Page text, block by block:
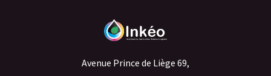
Avenue Prince de Liège 69,